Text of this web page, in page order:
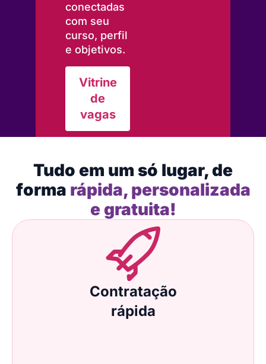
conectadas
com seu
curso, perfil
e objetivos.
Vitrine
de
vagas
Tudo em um só lugar, de
forma rápida, personalizada
e gratuita!
Contratação
rápida